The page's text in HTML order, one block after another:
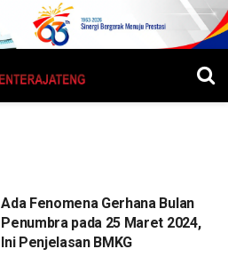
Ada Fenomena Gerhana Bulan
Penumbra pada 25 Maret 2024,
Ini Penjelasan BMKG